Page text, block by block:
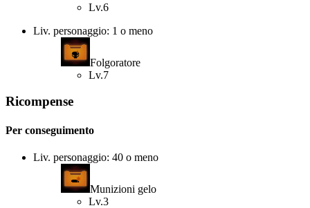
Lv.6
Liv. personaggio: 1 o meno
Folgoratore
Lv.7
Ricompense
Per conseguimento
Liv. personaggio: 40 o meno
Munizioni gelo
Lv.3